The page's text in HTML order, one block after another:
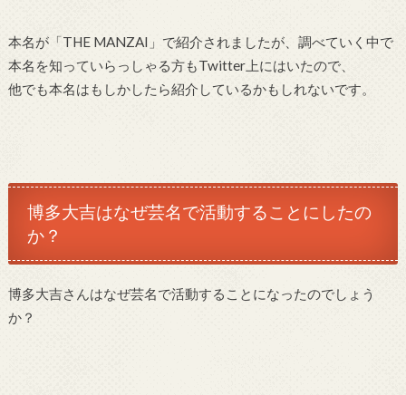
本名が「THE MANZAI」で紹介されましたが、調べていく中で
本名を知っていらっしゃる方もTwitter上にはいたので、
他でも本名はもしかしたら紹介しているかもしれないです。
博多大吉はなぜ芸名で活動することにしたの
か？
博多大吉さんはなぜ芸名で活動することになったのでしょう
か？